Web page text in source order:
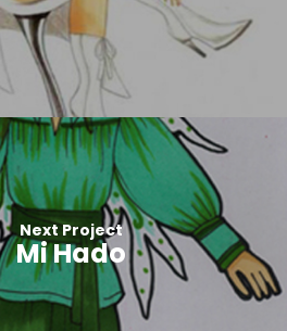
Next Project
Mi Hado